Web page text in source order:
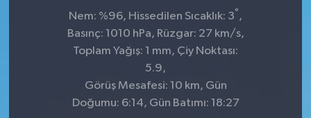
Nem: %96, Hissedilen Sıcaklık: 3° ,
Basınç: 1010 hPa, Rüzgar: 27 km/s,
Toplam Yağış: 1 mm, Çiy Noktası:
5.9,
Görüş Mesafesi: 10 km, Gün
Doğumu: 6:14, Gün Batımı: 18:27